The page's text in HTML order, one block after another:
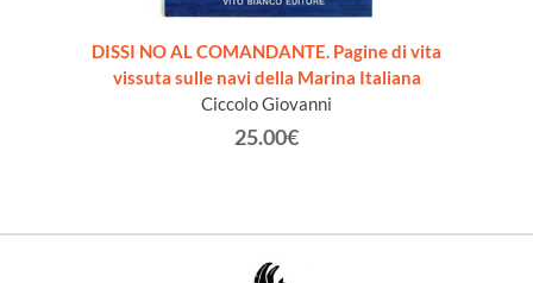
DISSI NO AL COMANDANTE. Pagine di vita
vissuta sulle navi della Marina Italiana
Ciccolo Giovanni
25.00€